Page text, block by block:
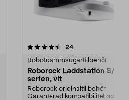
24recensioner
Robotdammsugartillbehör
Roborock Laddstation S/Q-
serien, vit
Roborock originaltillbehör.
Garanterad kompatibilitet och hög
5.0 av 5 stjärnor